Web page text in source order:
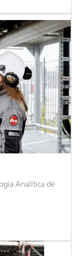
Analítica de